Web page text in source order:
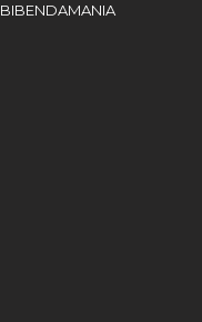
BIBENDAMANIA